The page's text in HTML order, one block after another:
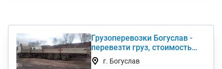
Грузоперевозки Богуслав -
перевезти груз, стоимость
услуги недорого
г. Богуслав